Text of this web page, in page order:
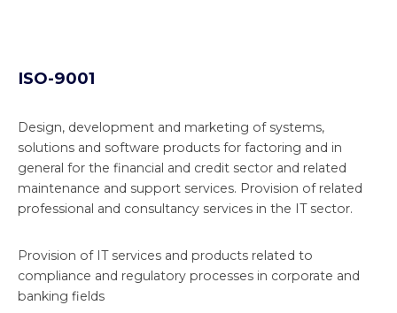
ISO-9001
Design, development and marketing of systems,
solutions and software products for factoring and in
general for the financial and credit sector and related
maintenance and support services. Provision of related
professional and consultancy services in the IT sector.
Provision of IT services and products related to
compliance and regulatory processes in corporate and
banking fields